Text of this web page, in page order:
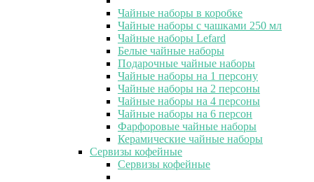
Чайные наборы в коробке
Чайные наборы с чашками 250 мл
Чайные наборы Lefard
Белые чайные наборы
Подарочные чайные наборы
Чайные наборы на 1 персону
Чайные наборы на 2 персоны
Чайные наборы на 4 персоны
Чайные наборы на 6 персон
Фарфоровые чайные наборы
Керамические чайные наборы
Сервизы кофейные
Сервизы кофейные